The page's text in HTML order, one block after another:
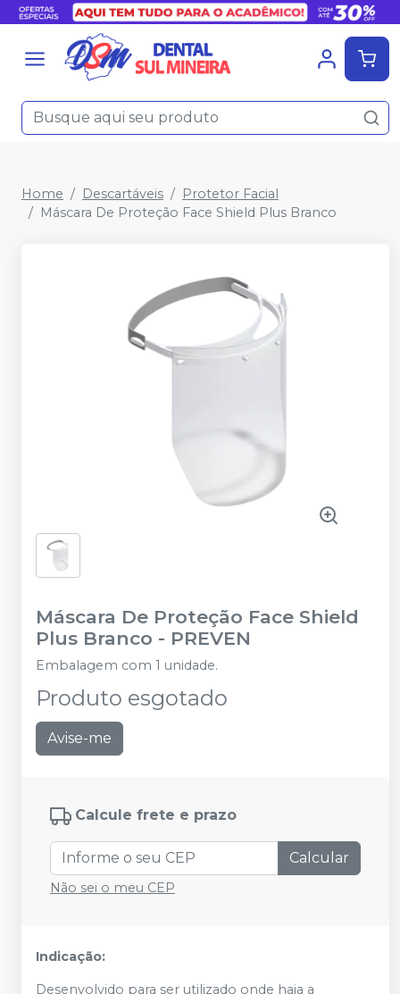
Home Descartáveis
Protetor Facial
Máscara De Proteção Face Shield Plus Branco
Máscara De Proteção Face Shield
Plus Branco - PREVEN
Embalagem com 1 unidade.
Produto esgotado
Avise-me
Calcule frete e prazo
Calcular
Não sei o meu CEP
Indicação:
Desenvolvido para ser utilizado onde haja a